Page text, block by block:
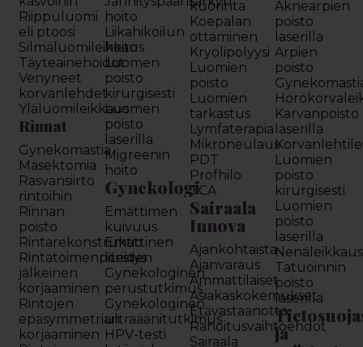
Riippuluomi
eli ptoosi
Silmäluomileikkaus
Täyteainehoidot
Venyneet
korvanlehdet
Yläluomileikkaus
Rinnat
Gynekomastia
Masektomia
Rasvansiirto
rintoihin
Rinnan
poisto
Rintarekonstruktio
Rintatoimenpiteiden
jälkeinen
korjaaminen
Rintojen
epäsymmetrian
korjaaminen
hoito
Liikahikoilun
hoito
Luomen
poisto
kirurgisesti
Luomen
poisto
laserilla
Migreenin
hoito
Gynekologi
Emättimen
kuivuus
Emättinen
kiristys
Gynekologinen
perustutkimus
Gynekologinen
ultraäänitutkimus
HPV-testi
kuorinta
Koepalan
ottaminen
Kryolipolyysi
Luomien
poisto
Luomien
tarkastus
Lymfaterapia
Mikroneulaus
PDT
Profhilo
TCA
Sairaala
Innova
Ajankohtaista
Ajanvaraus
Ammattilaiset
Asiakaskokemukset
Etävastaanotto
Rahoitusvaihtoehdot
Sairaala
Aknearpien
poisto
laserilla
Arpien
poisto
Karvanpoisto
laserilla
Luomien
poisto
kirurgisesti
Luomien
poisto
laserilla
Nenäleikkaus
Tatuoinnin
poisto
laserilla
ja